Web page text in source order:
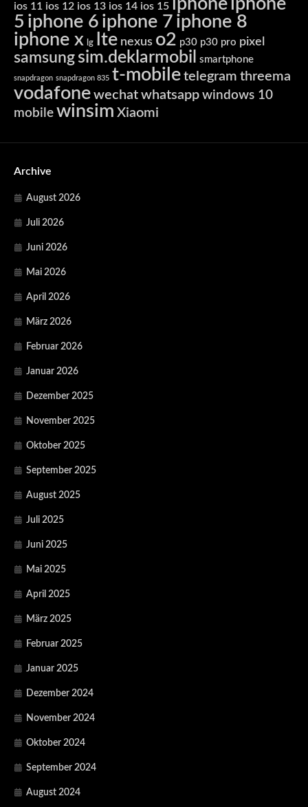
ios 11 ios 12 ios 13 ios 14 ios 15
5 iphone 6 iphone 7 iphone 8
iphone x lg lte nexus o2 p30 p30 pro pixel
samsung sim.deklarmobil smartphone
snapdragon snapdragon 835 t-mobile telegram threema
vodafone wechat whatsapp windows 10
mobile winsim Xiaomi
Archive
August 2026
Juli 2026
Juni 2026
Mai 2026
April 2026
März 2026
Februar 2026
Januar 2026
Dezember 2025
November 2025
Oktober 2025
September 2025
August 2025
Juli 2025
Juni 2025
Mai 2025
April 2025
März 2025
Februar 2025
Januar 2025
Dezember 2024
November 2024
Oktober 2024
September 2024
August 2024